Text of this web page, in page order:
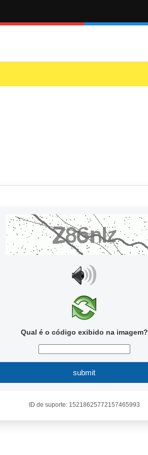
Qual é o código exibido na imagem?
submit
ID de suporte: 15218625772157465993